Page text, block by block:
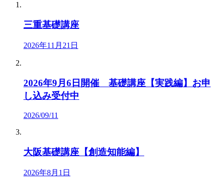
三重基礎講座
2026年11月21日
2026年9月6日開催 基礎講座【実践編】お申
し込み受付中
2026/09/11
大阪基礎講座【創造知能編】
2026年8月1日